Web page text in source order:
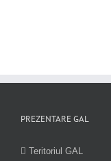
PREZENTARE GAL
Teritoriul GAL